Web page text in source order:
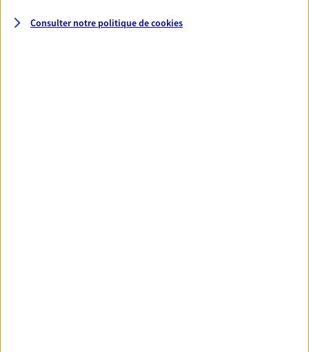
responsabilité civile.
Consulter notre politique decookies